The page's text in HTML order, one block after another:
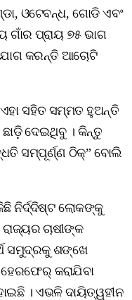
ଓଟେବନ୍ଧ, ଗୋଡି ଏବଂ
ଗାଁର ପ୍ରାୟ ୭୫ ଭାଗ
କରନ୍ତି ଆଚୋଟି
ଏହା ସହିତ ସମ୍ମତ ହୁଅନ୍ତି
ଦେଇଥିବୁ । କିନ୍ତୁ
ସମ୍ପୂର୍ଣ୍ଣ ଠିକ୍” ବୋଲି
ନିର୍ଦ୍ଦିଷ୍ଟ ଲୋକଙ୍କୁ
ଚାଷୀଙ୍କ
ସମୁଦ୍ରକୁ ଶଙ୍ଖେ
କରାଯିବା
। ଏଭଳି ଦାୟିତ୍ୱହୀନ